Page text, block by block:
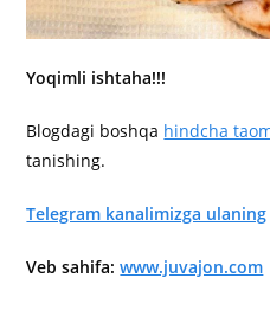
Yoqimli ishtaha!!!
Blogdagi boshqa hindcha
tanishing.
Telegram kanalimizga ulaning
Veb sahifa:www.juvajon.com